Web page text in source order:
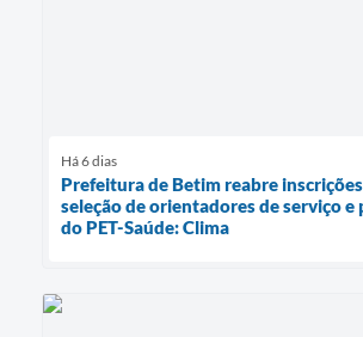
Há 6 dias
Prefeitura de Betim reabre
seleção de orientadores de serviço e
do PET-Saúde: Clima